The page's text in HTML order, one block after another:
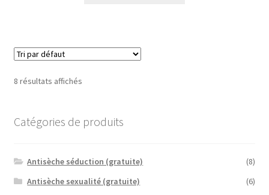
8 résultats affichés
Catégories de produits
Antisèche séduction (gratuite)
(8)
Antisèche sexualité (gratuite)
(6)